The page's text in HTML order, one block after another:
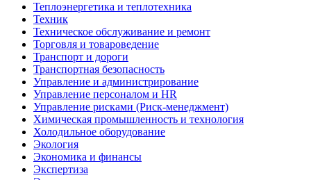
Теплоэнергетика и теплотехника
Техник
Техническое обслуживание и ремонт
Торговля и товароведение
Транспорт и дороги
Транспортная безопасность
Управление и администрирование
Управление персоналом и HR
Управление рисками (Риск-менеджмент)
Химическая промышленность и технология
Холодильное оборудование
Экология
Экономика и финансы
Экспертиза